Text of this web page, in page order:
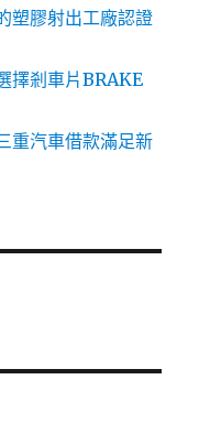
塑膠射出工廠認證
擇剎車片BRAKE
重汽車借款滿足新